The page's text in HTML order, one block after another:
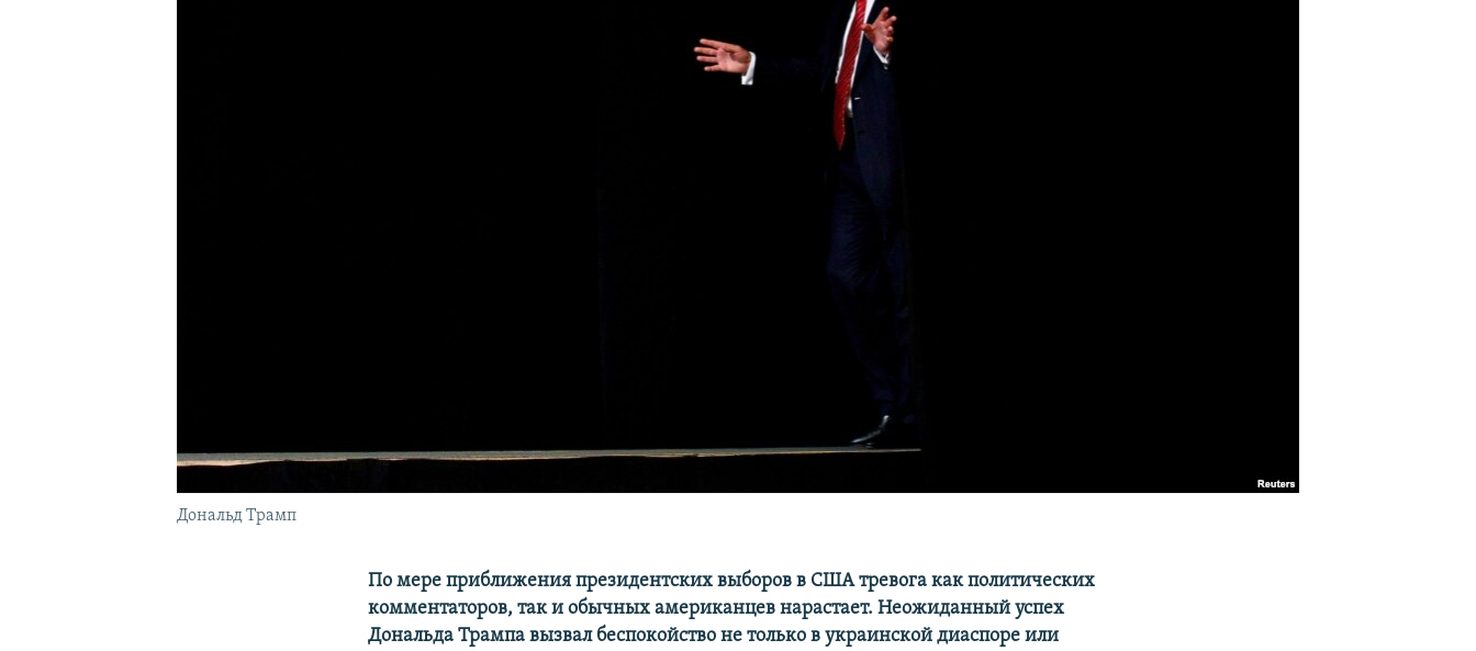
Дональд Трамп
По мере приближения президентских выборов в США тревога как политических
комментаторов, так и обычных американцев нарастает. Неожиданный успех
Дональда Трампа вызвал беспокойство не только в украинской диаспоре или